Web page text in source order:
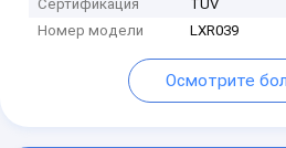
Сертификация
TUV
Номер модели
LXR039
Осмотрите